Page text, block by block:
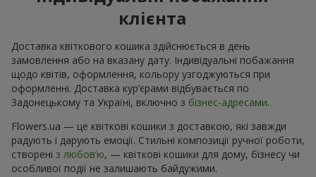
клієнта
Доставка квіткового кошика здійснюється в день
замовлення або на вказану дату. Індивідуальні побажання
щодо квітів, оформлення, кольору узгоджуються при
оформленні. Доставка кур’єрами відбувається по
Задонецькому та Україні, включно з бізнес-адресами.
Flowers.ua — це квіткові кошики з доставкою, які завжди
радують і дарують емоції. Стильні композиції ручної роботи,
створені з любов’ю, — квіткові кошики для дому, бізнесу чи
особливої події не залишають байдужими.